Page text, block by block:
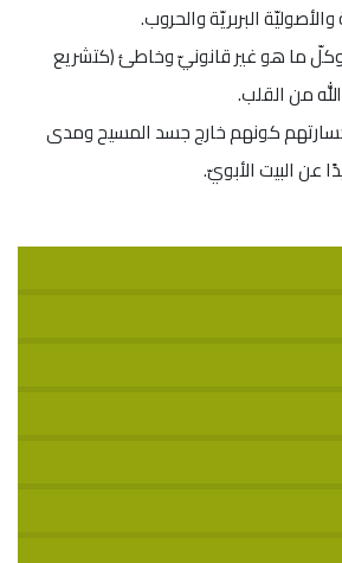
البربريّة والحروب.
وكلّ ما هو غير قانونيّ وخاطئ (كتشريع
من القلب.
كونهم خارج جسد المسيح ومدى
عن البيت الأبويّ.